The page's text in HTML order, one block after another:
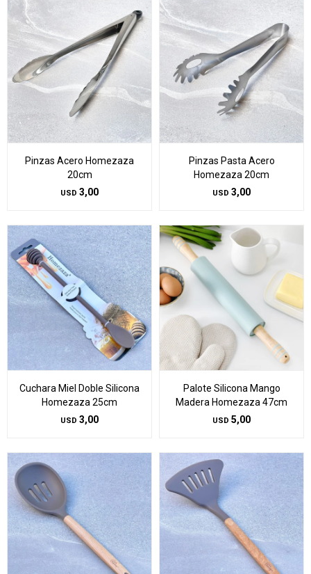
Pinzas Acero Homezaza
20cm
USD 3,00
Pinzas Pasta Acero
Homezaza 20cm
USD 3,00
Cuchara Miel Doble Silicona
Homezaza 25cm
USD 3,00
Palote Silicona Mango
Madera Homezaza 47cm
USD 5,00